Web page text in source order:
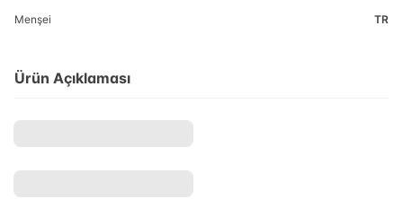
Menşei TR
Ürün Açıklaması